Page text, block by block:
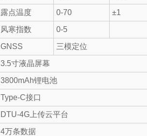
露点温度 0-70 ±1
风寒指数 0-5
GNSS 三模定位
3.5寸液晶屏幕
3800mAh锂电池
Type-C接口
DTU-4G上传云平台
4万条数据